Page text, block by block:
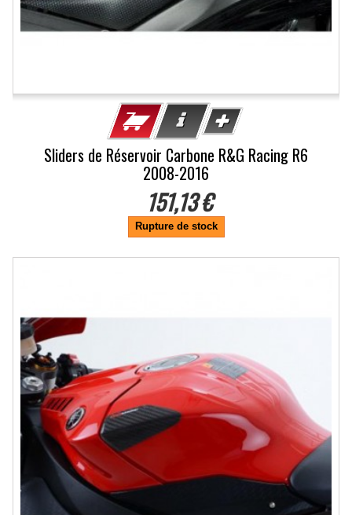
Sliders de Réservoir Carbone R&G Racing R6
2008-2016
151,13 €
Rupture de stock